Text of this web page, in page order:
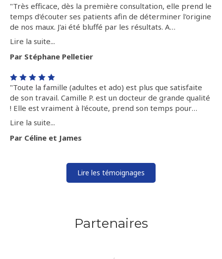
"Très efficace, dès la première consultation, elle prend le
temps d'écouter ses patients afin de déterminer l'origine
de nos maux. J'ai été bluffé par les résultats. A
recommander sans hésitation ! Merci encore pour votre
aide !"
Lire la suite...
Par Stéphane Pelletier
"Toute la famille (adultes et ado) est plus que satisfaite
de son travail. Camille P. est un docteur de grande qualité
! Elle est vraiment à l'écoute, prend son temps pour
comprendre nos douleurs, toujours de bons conseils et
de bonne humeur ! C'est une personne qui veut aider les
gens par son activité. Un grand merci !! Je recommande
Lire la suite...
Par Céline et James
Lire les témoignages
Partenaires